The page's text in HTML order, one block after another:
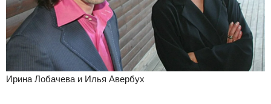
Ирина Лобачева и Илья Авербух